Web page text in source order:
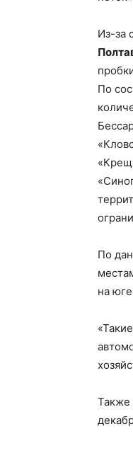
Из-за
По
По
на
Также